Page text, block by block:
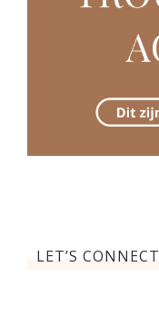
LET’S CONNECT